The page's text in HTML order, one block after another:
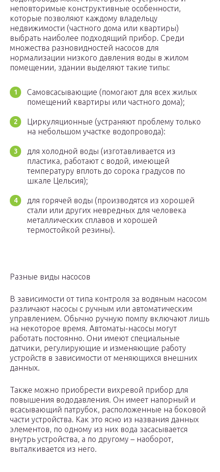
неповторимые конструктивные особенности,
которые позволяют каждому владельцу
недвижимости (частного дома или квартиры)
выбрать наиболее подходящий прибор. Среди
множества разновидностей насосов для
нормализации низкого давления воды в жилом
помещении, здании выделяют такие типы:
Самовсасывающие (помогают для всех жилых
помещений квартиры или частного дома);
Циркуляционные (устраняют проблему только
на небольшом участке водопровода):
для холодной воды (изготавливается из
пластика, работают с водой, имеющей
температуру вплоть до сорока градусов по
шкале Цельсия);
для горячей воды (производятся из хорошей
стали или других невредных для человека
металлических сплавов и хорошей
термостойкой резины).
Разные виды насосов
В зависимости от типа контроля за водяным насосом
различают насосы с ручным или автоматическим
управлением. Обычно ручную помпу включают лишь
на некоторое время. Автоматы-насосы могут
работать постоянно. Они имеют специальные
датчики, регулирующие и изменяющие работу
устройств в зависимости от меняющихся внешних
данных.
Также можно приобрести вихревой прибор для
повышения вододавления. Он имеет напорный и
всасывающий патрубок, расположенные на боковой
части устройства. Как это ясно из названия данных
элементов, по одному из них вода засасывается
внутрь устройства, а по другому – наоборот,
выталкивается из него.